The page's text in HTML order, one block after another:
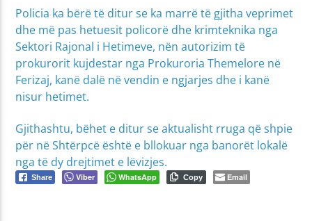
Policia ka bërë të ditur se ka marrë të gjitha veprimet
dhe më pas hetuesit policorë dhe krimteknika nga
Sektori Rajonal i Hetimeve, nën autorizim të
prokurorit kujdestar nga Prokuroria Themelore në
Ferizaj, kanë dalë në vendin e ngjarjes dhe i kanë
nisur hetimet.
Gjithashtu, bëhet e ditur se aktualisht rruga që shpie
për në Shtërpcë është e bllokuar nga banorët lokalë
nga të dy drejtimet e lëvizjes.
Share Viber WhatsApp Copy Email